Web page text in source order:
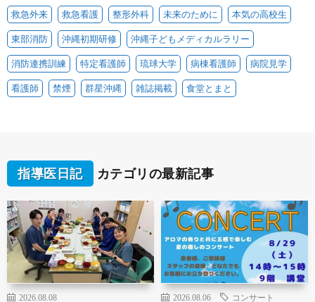
救急外来 救急看護 整形外科 未来のために 本気の高校生
東部消防 沖縄初期研修 沖縄子どもメディカルラリー
消防連携訓練 特定看護師 琉球大学 病棟看護師 病院見学
看護師 禁煙 群星沖縄 雑誌掲載 食堂とまと
指導医日記 カテゴリの最新記事
2026.08.08
2026.08.06 コンサート